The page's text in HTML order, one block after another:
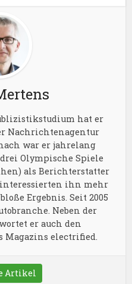
hat er
Nachrichtenagentur
war er jahrelang
Olympische Spiele
als Berichterstatter
ihn mehr
Ergebnis. Seit 2005
Neben der
er auch den
Magazins electrified.
Artikel